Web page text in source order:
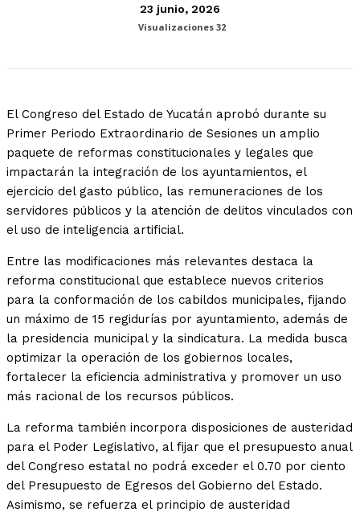
23 junio, 2026
Visualizaciones 32
El Congreso del Estado de Yucatán aprobó durante su
Primer Periodo Extraordinario de Sesiones un amplio
paquete de reformas constitucionales y legales que
impactarán la integración de los ayuntamientos, el
ejercicio del gasto público, las remuneraciones de los
servidores públicos y la atención de delitos vinculados con
el uso de inteligencia artificial.
Entre las modificaciones más relevantes destaca la
reforma constitucional que establece nuevos criterios
para la conformación de los cabildos municipales, fijando
un máximo de 15 regidurías por ayuntamiento, además de
la presidencia municipal y la sindicatura. La medida busca
optimizar la operación de los gobiernos locales,
fortalecer la eficiencia administrativa y promover un uso
más racional de los recursos públicos.
La reforma también incorpora disposiciones de austeridad
para el Poder Legislativo, al fijar que el presupuesto anual
del Congreso estatal no podrá exceder el 0.70 por ciento
del Presupuesto de Egresos del Gobierno del Estado.
Asimismo, se refuerza el principio de austeridad